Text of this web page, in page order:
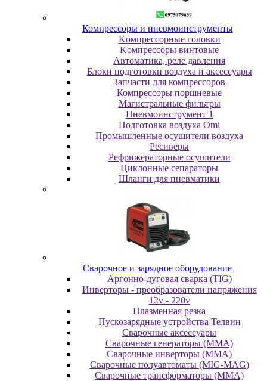
Компрессоры и пневмоинструменты
Koмпpeccopныe гoлoвки
Koмпpeccopы винтoвыe
Автоматика, реле давления
Блоки подготовки воздуха и аксессуары
Запчасти для компрессоров
Компрессоры поршневые
Магистральные фильтры
Пневмоинструмент 1
Подготовка воздуха Omi
Промышленные осушители воздуха
Ресиверы
Рефрижераторные осушители
Циклонные сепараторы
Шланги для пневматики
Cвapoчнoe и зарядное оборудование
Аргонно-дуговая сварка (TIG)
Инверторы - преобразователи напряжения
12v - 220v
Плазменная резка
Пускозарядные устройства Телвин
Сварочные аксессуары
Сварочные генераторы (MMA)
Сварочные инверторы (MMA)
Сварочные полуавтоматы (MIG-MAG)
Сварочные трансформаторы (MMA)